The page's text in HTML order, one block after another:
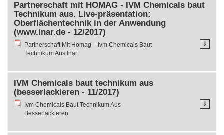
Partnerschaft mit HOMAG - IVM Chemicals baut
Technikum aus. Live-präsentation:
Oberflächentechnik in der Anwendung
(www.inar.de - 12/2017)
Partnerschaft Mit Homag – Ivm Chemicals Baut
Technikum Aus Inar
⇓
IVM Chemicals baut technikum aus
(besserlackieren - 11/2017)
Ivm Chemicals Baut Technikum Aus
Besserlackieren
⇓